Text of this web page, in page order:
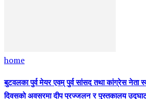
home
बुटवलका पुर्व मेयर एवम् पुर्व सांसद तथा कांग्रेस नेता
दिवसको अवसरमा दीप प्रज्जलन र पुस्तकालय